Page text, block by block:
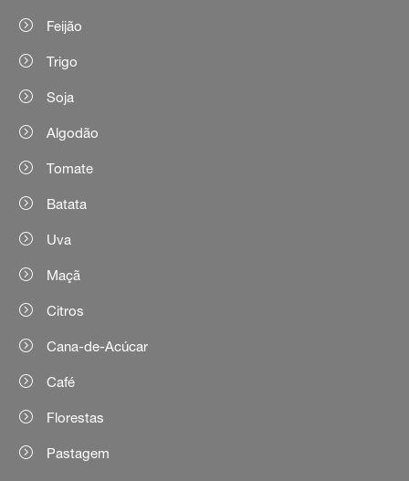
Feijão
Trigo
Soja
Algodão
Tomate
Batata
Uva
Maçã
Citros
Cana-de-Acúcar
Café
Florestas
Pastagem